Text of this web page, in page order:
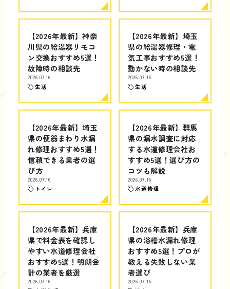
【2026年最新】神奈
川県の給湯器リモコ
ン交換おすすめ5選！
故障時の相談先
2026.07.16
生活
【2026年最新】埼玉
県の給湯器修理・電
気工事おすすめ5選！
動かない時の相談先
2026.07.16
生活
【2026年最新】埼玉
県の便器まわり水漏
れ修理おすすめ5選！
信頼できる業者の選
び方
2026.07.16
トイレ
【2026年最新】群馬
県の漏水調査に対応
する水道修理会社お
すすめ5選！選び方の
コツも解説
2026.07.16
水道修理
【2026年最新】兵庫
県で料金表を確認し
やすい水道修理会社
おすすめ5選！明朗会
計の業者を厳選
2026.07.16
【2026年最新】兵庫
県の浴槽水漏れ修理
おすすめ5選！プロが
教える失敗しない業
者選び
2026.07.16